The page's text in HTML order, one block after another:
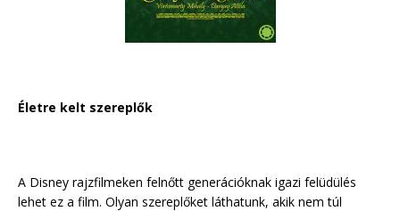
Életre kelt szereplők
A Disney rajzfilmeken felnőtt generációknak igazi felüdülés
lehet ez a film. Olyan szereplőket láthatunk, akik nem túl